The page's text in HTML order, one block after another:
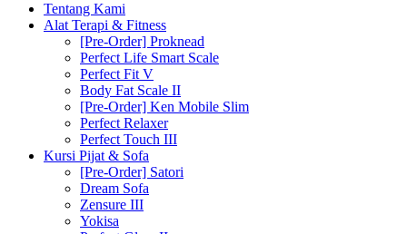
Tentang Kami
Alat Terapi & Fitness
[Pre-Order] Proknead
Perfect Life Smart Scale
Perfect Fit V
Body Fat Scale II
[Pre-Order] Ken Mobile Slim
Perfect Relaxer
Perfect Touch III
Kursi Pijat & Sofa
[Pre-Order] Satori
Dream Sofa
Zensure III
Yokisa